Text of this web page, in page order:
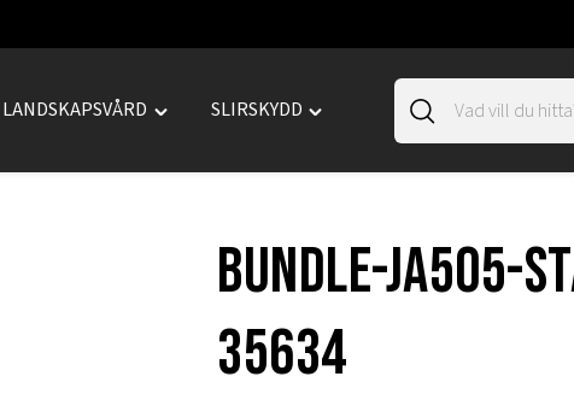
Toggle
SLIRSKYDD
Toggle
bundle-JA505-
35634